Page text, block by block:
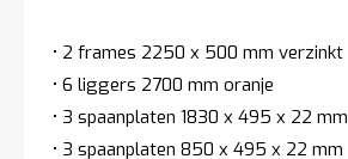
• 2 frames 2250 x 500 mm verzinkt
• 6 liggers 2700 mm oranje
• 3 spaanplaten 1830 x 495 x 22 mm
• 3 spaanplaten 850 x 495 x 22 mm